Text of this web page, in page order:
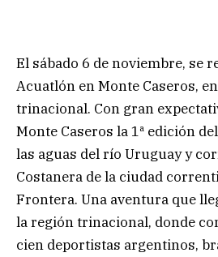
El sábado 6 de noviembre, se
Acuatlón en Monte Caseros,
trinacional. Con gran
Monte Caseros la 1ª edición
las aguas del río Uruguay y
Costanera de la ciudad
Frontera. Una aventura que
la región trinacional, donde
cien deportistas argentinos,